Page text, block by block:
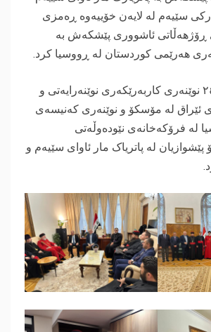
سێیەم لە لایەن خۆییەوە ڕەمزی
ئاشووری پێشکەش بە
هەرێمی کوردستان لە ڕووسیا کرد.
‎ڕۆژی ۲٤/۱٠/۲٠۲۳ نوێنەری کاربەرێکەری نوێنەرایەتی و
ئێراق لە مۆسکۆ و نوێنەری کەنیسەی
لە فرۆکەخانەی نێودەوڵەتی
لە پاتریاک مار ئاوای سێیەم و